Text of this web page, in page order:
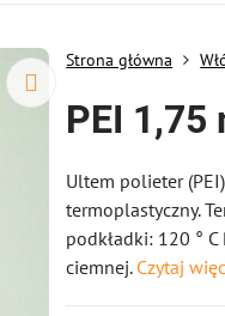
Strona główna
PEI 1,75
Ultem polieter
termoplastyczny.
podkładki: 120 °
ciemnej. Czytaj